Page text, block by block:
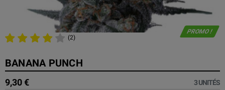
PROMO !
(2)
BANANA PUNCH
9,30 € 3 UNITÉS